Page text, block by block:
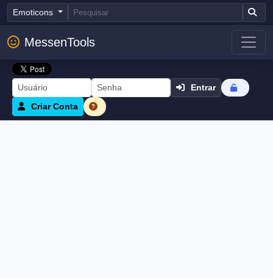
Emoticons
MessenTools
Entrar
Criar Conta